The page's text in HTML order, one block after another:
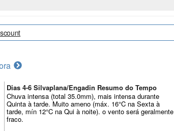
Dias 4-6 Silvaplana/Engadin Resumo do Tempo
Chuva intensa (total 35.0mm), mais intensa durante
Quinta à tarde. Muito ameno (máx. 16°C na Sexta à
tarde, mín 12°C na Qui à noite). o vento será geralmente
fraco.